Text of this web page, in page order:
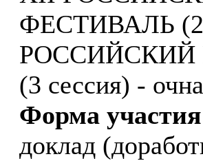
ФЕСТИВАЛЬ (2
(3 сессия) -
Форма
доклад